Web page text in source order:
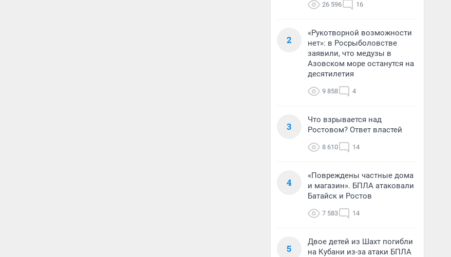
26 596 16
2
«Рукотворной возможности
нет»: в Росрыболовстве
заявили, что медузы в
Азовском море останутся на
десятилетия
9 858 4
3
Что взрывается над
Ростовом? Ответ властей
8 610 14
4
«Повреждены частные дома
и магазин». БПЛА атаковали
Батайск и Ростов
7 583 14
5
Двое детей из Шахт погибли
на Кубани из-за атаки БПЛА